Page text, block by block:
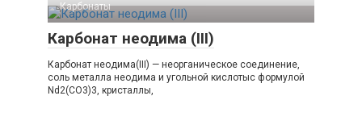
Карбонаты‎
Карбонат неодима (III)
Карбонат неодима(III) — неорганическое соединение,
соль металла неодима и угольной кислотыс формулой
Nd2(CO3)3, кристаллы,